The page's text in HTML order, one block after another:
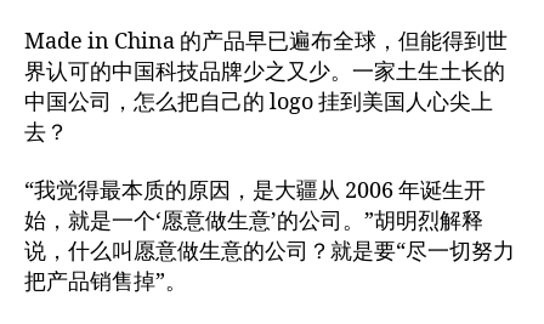
Made in China 的产品早已遍布全球，但能得到世
界认可的中国科技品牌少之又少。一家土生土长的
中国公司，怎么把自己的 logo 挂到美国人心尖上
去？
“我觉得最本质的原因，是大疆从 2006 年诞生开
始，就是一个‘愿意做生意’的公司。”胡明烈解释
说，什么叫愿意做生意的公司？就是要“尽一切努力
把产品销售掉”。